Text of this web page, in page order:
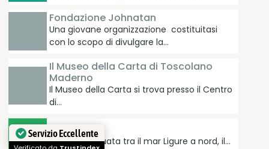
Fondazione Johnatan
Una giovane organizzazione costituitasi
con lo scopo di divulgare la…
Il Museo della Carta di Toscolano
Maderno
Il Museo della Carta si trova presso il Centro
di…
Isola d'Elba
E' un'isola situata tra il mar Ligure a nord, il…
Servizio Eccellente